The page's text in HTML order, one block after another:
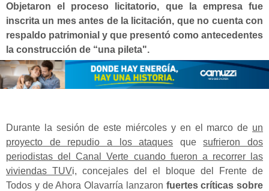
Objetaron el proceso licitatorio, que la empresa fue
inscrita un mes antes de la licitación, que no cuenta con
respaldo patrimonial y que presentó como antecedentes
la construcción de “una pileta".
Durante la sesión de este miércoles y en el marco de un
proyecto de repudio a los ataques quesufrieron dos
periodistas del Canal Verte cuando fueron a recorrer las
viviendas TUVi, concejales del el bloque del Frente de
Todos y de Ahora Olavarría lanzaron fuertes críticas sobre